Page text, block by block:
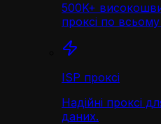
500K+
проксі по всьому
ISP проксі
Надійні проксі
даних.